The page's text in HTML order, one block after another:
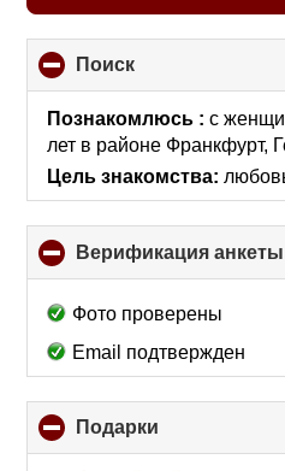
Поиск
to
collapse
contents
Познакомлюсь :с
лет в районе Франкфурт,
Цель знакомства:
Верификация анкеты
Фото проверены
Email подтвержден
Подарки
to